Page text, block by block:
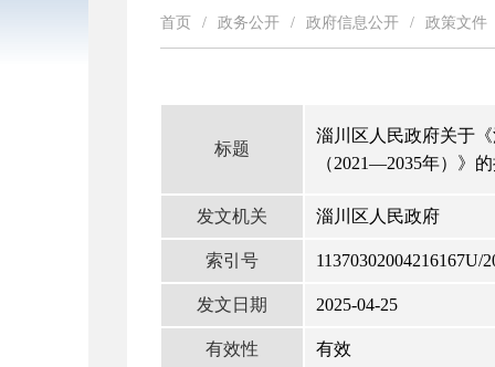
首页 / 政务公开 / 政府信息公开 / 政策文件
标题
淄川区人民政府关于
（2021—2035年）》
发文机关 淄川区人民政府
索引号 11370302004216167U/
发文日期 2025-04-25
有效性 有效